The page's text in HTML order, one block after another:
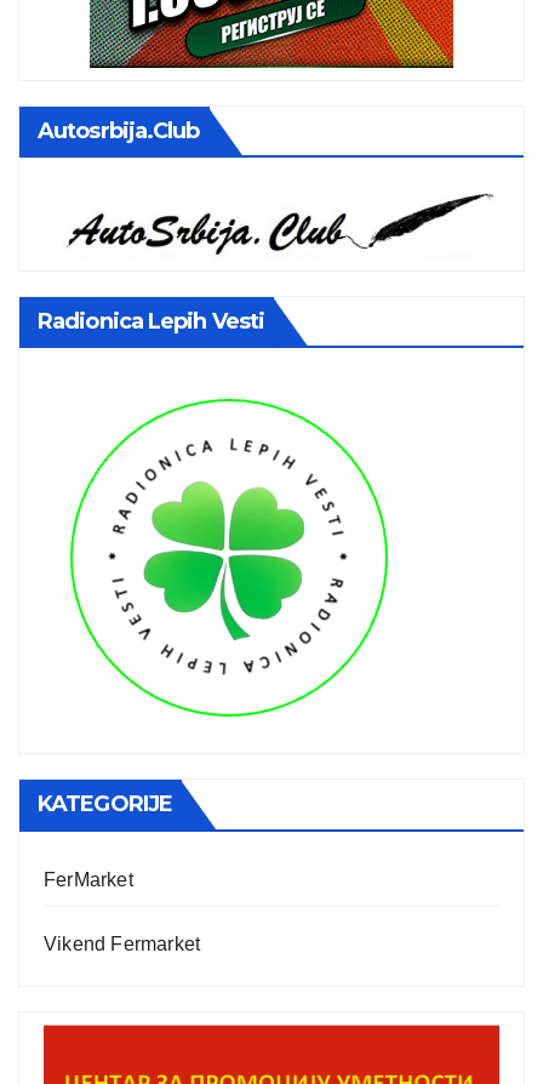
Autosrbija.club
Radionica Lepih Vesti
KATEGORIJE
FerMarket
Vikend Fermarket